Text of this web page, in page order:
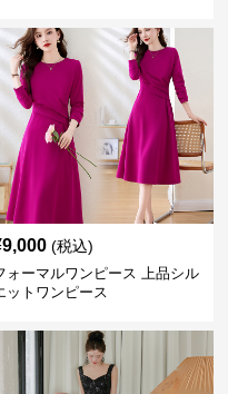
9,000 (税込)
ォーマルワンピース 上品シル
ットワンピース